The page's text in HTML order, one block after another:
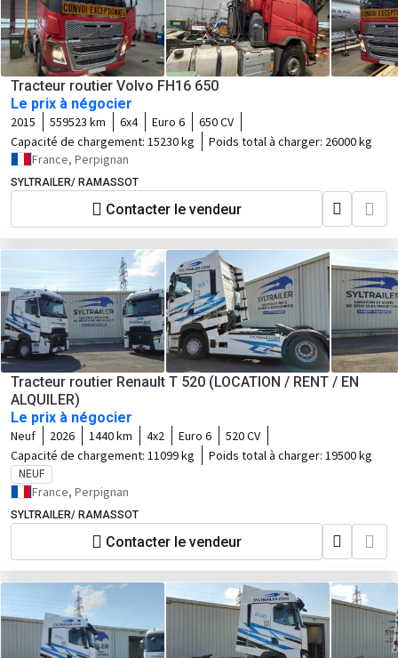
Tracteur routier Volvo FH16 650
Le prix à négocier
2015 559523 km 6x4 Euro 6
650 CV
Capacité de chargement: 15230 kg Poids total à charger: 26000 kg
France, Perpignan
SYLTRAILER/ RAMASSOT
Contacter le vendeur
Tracteur routier Renault T 520 (LOCATION / RENT / EN
ALQUILER)
Le prix à négocier
Neuf 2026 1440 km 4x2 Euro 6
520 CV
Capacité de chargement: 11099 kg Poids total à charger: 19500 kg
NEUF
France, Perpignan
SYLTRAILER/ RAMASSOT
Contacter le vendeur